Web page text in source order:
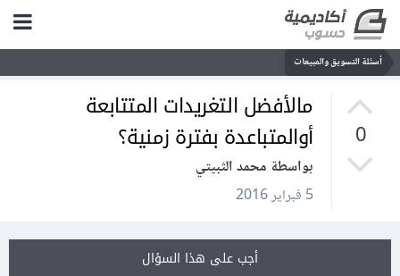
أسئلة التسويق والمبيعات
0
مالأفضل التغريدات المتتابعة
أوالمتباعدة بفترة زمنية؟
بواسطة محمد الثبيتي
5 فبراير 2016
أجب على هذا السؤال